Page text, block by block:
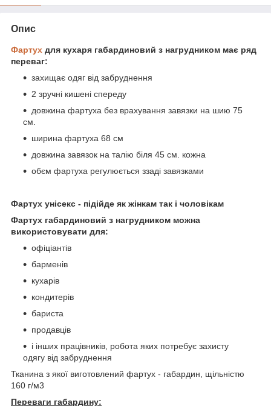
Опис
Фартух для кухаря габардиновий з нагрудником має ряд
переваг:
захищає одяг від забруднення
2 зручні кишені спереду
довжина фартуха без врахування завязки на шию 75
см.
ширина фартуха 68 см
довжина завязок на талію біля 45 см. кожна
обєм фартуха регулюється ззаді завязками
Фартух унісекс - підійде як жінкам так і чоловікам
Фартух габардиновий з нагрудником можна
використовувати для:
офіціантів
барменів
кухарів
кондитерів
бариста
продавців
і інших працівників, робота яких потребує захисту
одягу від забруднення
Тканина з якої виготовлений фартух - габардин, щільністю
160 г/м3
Переваги габардину: